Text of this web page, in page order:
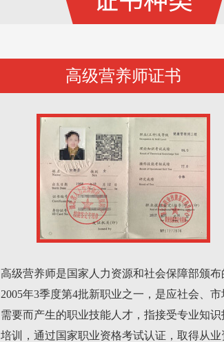
高级营养师证书
高级营养师是国家人力资源和社会保障部颁布
2005年3季度第4批新职业之一，是应社会、市
需要而产生的职业技能人才，指接受专业知识
培训，通过国家职业资格考试认证，取得从业